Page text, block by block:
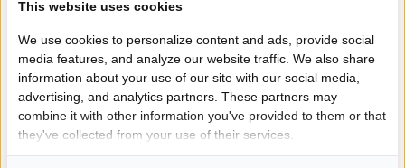
Ontvang de nieuwste aanbiedingen en promoties. We zullen
je niet spammen, beloofd.
This website uses cookies
We use cookies to personalize content and ads, provide social
media features, and analyze our website traffic. We also share
information about your use of our site with our social media,
advertising, and analytics partners. These partners may
combine it with other information you've provided to them or that
they've collected from your use of their services.